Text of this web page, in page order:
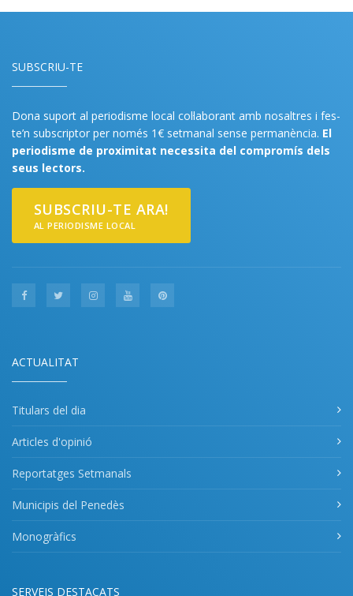
SUBSCRIU-TE
Dona suport al periodisme local col·laborant amb nosaltres i fes-
te’n subscriptor per només 1€ setmanal sense permanència. El
periodisme de proximitat necessita del compromís dels
seus lectors.
SUBSCRIU-TE ARA!
AL PERIODISME LOCAL
ACTUALITAT
Titulars del dia
Articles d'opinió
Reportatges Setmanals
Municipis del Penedès
Monogràfics
SERVEIS DESTACATS